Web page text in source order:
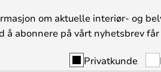
om aktuelle interiør- og
å abonnere på vårt nyhetsbrev
Privatkunde